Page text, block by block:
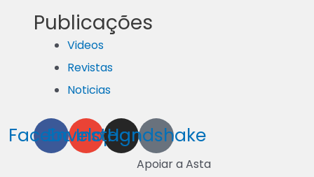
Publicações
Videos
Revistas
Noticias
Facebook
Envelope
Instagram
Handshake
Apoiar a Asta